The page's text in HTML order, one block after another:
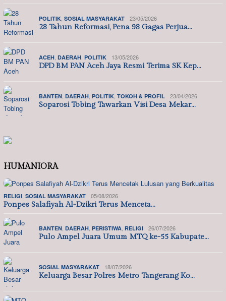
POLITIK SOSIAL MASYARAKAT 23/05/2026
28 Tahun Reformasi, Pena 98 Gagas Perjua…
ACEH DAERAH POLITIK 13/05/2026
DPD BM PAN Aceh Jaya Resmi Terima SK Kep…
BANTEN DAERAH POLITIK TOKOH & PROFIL 23/04/2026
Soparosi Tobing Tawarkan Visi Desa Mekar…
HUMANIORA
RELIGI, SOSIAL MASYARAKAT 05/08/2026
Ponpes Salafiyah Al-Dzikri Terus Menceta…
BANTEN, DAERAH, PERISTIWA, RELIGI 26/07/2026
Pulo Ampel Juara Umum MTQ ke-55 Kabupate…
SOSIAL MASYARAKAT 18/07/2026
Keluarga Besar Polres Metro Tangerang Ko…